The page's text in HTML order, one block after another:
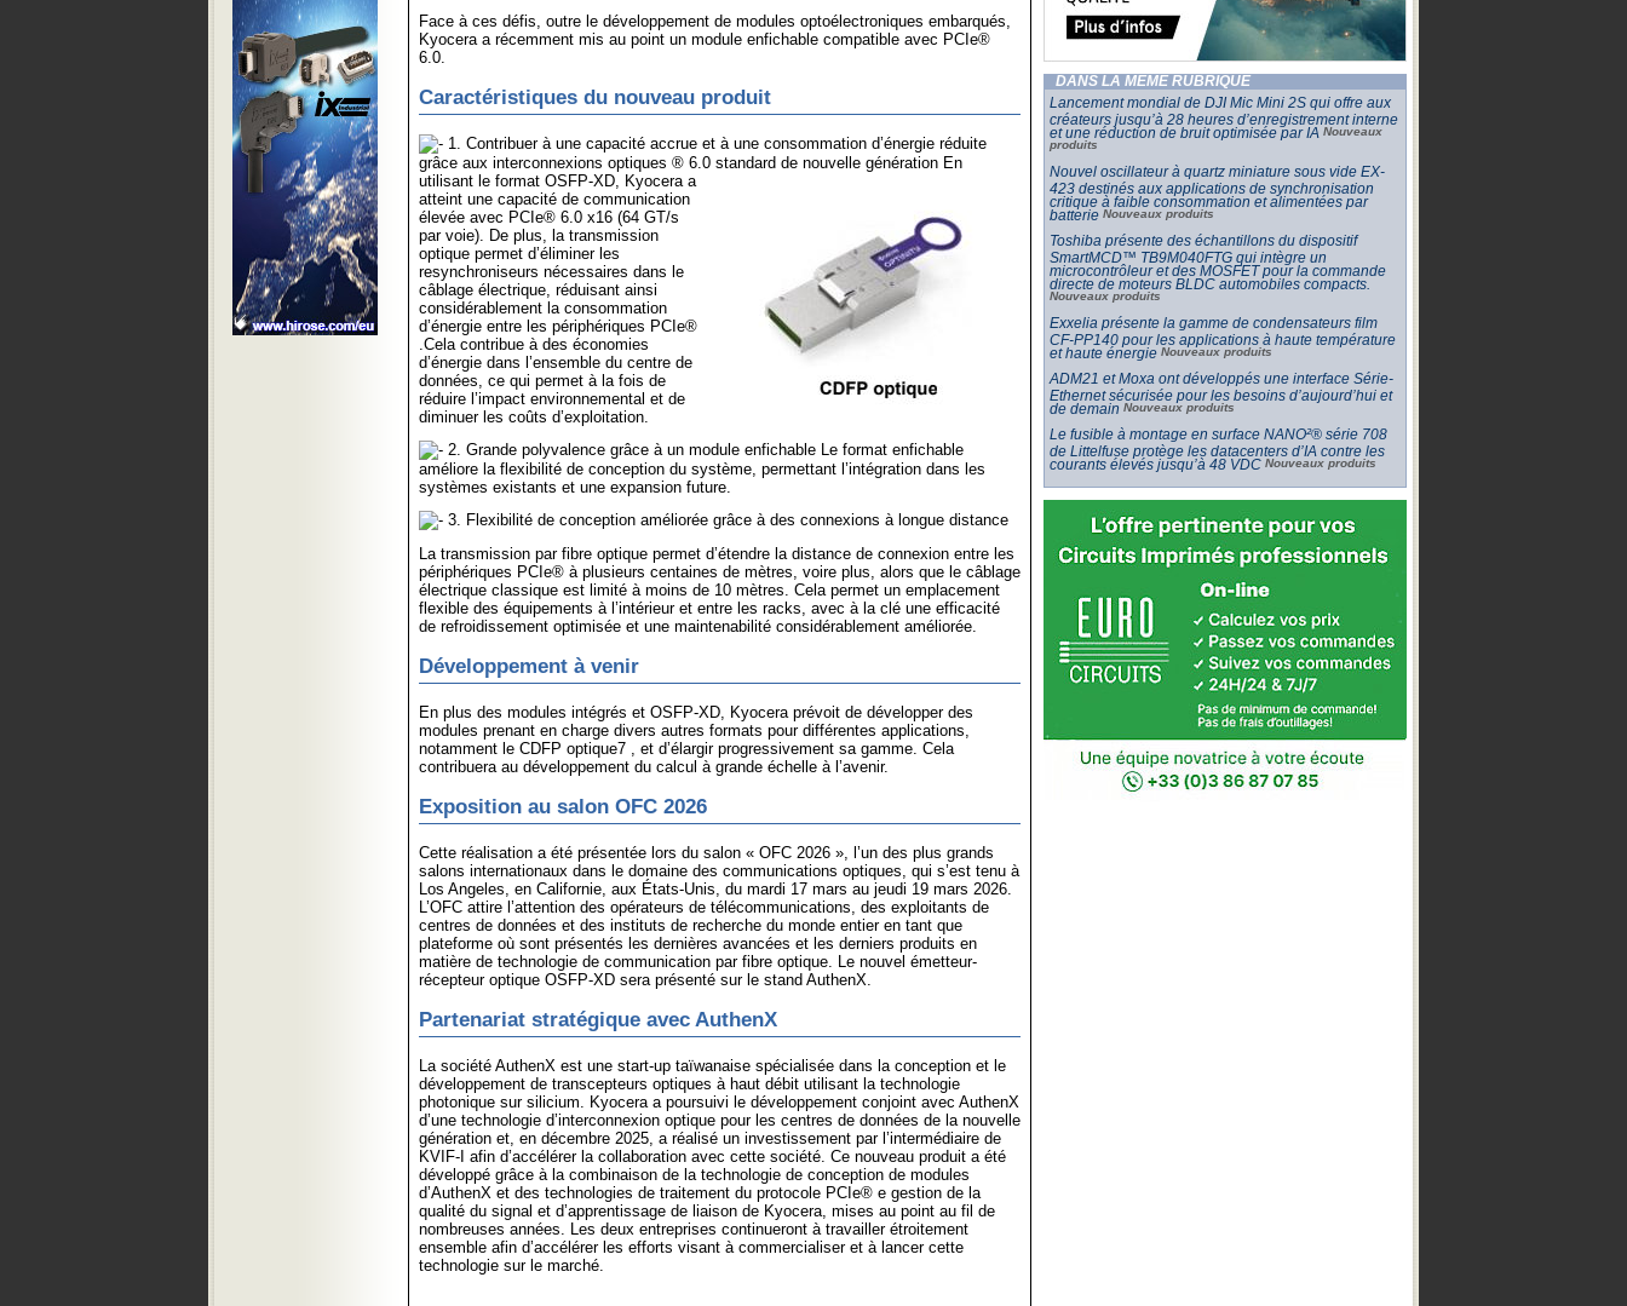
Face à ces défis, outre le développement de modules optoélectroniques embarqués,
Kyocera a récemment mis au point un module enfichable compatible avec PCIe®
6.0.
Caractéristiques du nouveau produit
1. Contribuer à une capacité accrue et à une consommation d’énergie réduite
grâce aux interconnexions optiques ® 6.0 standard de nouvelle génération En
utilisant le format OSFP-XD, Kyocera a
atteint une capacité de communication
élevée avec PCIe® 6.0 x16 (64 GT/s
par voie). De plus, la transmission
optique permet d’éliminer les
resynchroniseurs nécessaires dans le
câblage électrique, réduisant ainsi
considérablement la consommation
d’énergie entre les périphériques PCIe®
.Cela contribue à des économies
d’énergie dans l’ensemble du centre de
données, ce qui permet à la fois de
réduire l’impact environnemental et de
diminuer les coûts d’exploitation.
2. Grande polyvalence grâce à un module enfichable Le format enfichable
améliore la flexibilité de conception du système, permettant l’intégration dans les
systèmes existants et une expansion future.
3. Flexibilité de conception améliorée grâce à des connexions à longue distance
La transmission par fibre optique permet d’étendre la distance de connexion entre les
périphériques PCIe® à plusieurs centaines de mètres, voire plus, alors que le câblage
électrique classique est limité à moins de 10 mètres. Cela permet un emplacement
flexible des équipements à l’intérieur et entre les racks, avec à la clé une efficacité
de refroidissement optimisée et une maintenabilité considérablement améliorée.
Développement à venir
En plus des modules intégrés et OSFP-XD, Kyocera prévoit de développer des
modules prenant en charge divers autres formats pour différentes applications,
notamment le CDFP optique7 , et d’élargir progressivement sa gamme. Cela
contribuera au développement du calcul à grande échelle à l’avenir.
Exposition au salon OFC 2026
Cette réalisation a été présentée lors du salon « OFC 2026 », l’un des plus grands
salons internationaux dans le domaine des communications optiques, qui s’est tenu à
Los Angeles, en Californie, aux États-Unis, du mardi 17 mars au jeudi 19 mars 2026.
L’OFC attire l’attention des opérateurs de télécommunications, des exploitants de
centres de données et des instituts de recherche du monde entier en tant que
plateforme où sont présentés les dernières avancées et les derniers produits en
matière de technologie de communication par fibre optique. Le nouvel émetteur-
récepteur optique OSFP-XD sera présenté sur le stand AuthenX.
Partenariat stratégique avec AuthenX
La société AuthenX est une start-up taïwanaise spécialisée dans la conception et le
développement de transcepteurs optiques à haut débit utilisant la technologie
photonique sur silicium. Kyocera a poursuivi le développement conjoint avec AuthenX
d’une technologie d’interconnexion optique pour les centres de données de la nouvelle
génération et, en décembre 2025, a réalisé un investissement par l’intermédiaire de
KVIF-I afin d’accélérer la collaboration avec cette société. Ce nouveau produit a été
développé grâce à la combinaison de la technologie de conception de modules
d’AuthenX et des technologies de traitement du protocole PCIe® e gestion de la
qualité du signal et d’apprentissage de liaison de Kyocera, mises au point au fil de
nombreuses années. Les deux entreprises continueront à travailler étroitement
ensemble afin d’accélérer les efforts visant à commercialiser et à lancer cette
technologie sur le marché.
DANS LA MÊME RUBRIQUE
Lancement mondial de DJI Mic Mini 2S qui offre aux
créateurs jusqu’à 28 heures d’enregistrement interne
et une réduction de bruit optimisée par IA Nouveaux
produits
Nouvel oscillateur à quartz miniature sous vide EX-
423 destinés aux applications de synchronisation
critique à faible consommation et alimentées par
batterie Nouveaux produits
Toshiba présente des échantillons du dispositif
SmartMCD™ TB9M040FTG qui intègre un
microcontrôleur et des MOSFET pour la commande
directe de moteurs BLDC automobiles compacts.
Nouveaux produits
Exxelia présente la gamme de condensateurs film
CF-PP140 pour les applications à haute température
et haute énergie Nouveaux produits
ADM21 et Moxa ont développés une interface Série-
Ethernet sécurisée pour les besoins d’aujourd’hui et
de demain Nouveaux produits
Le fusible à montage en surface NANO²® série 708
de Littelfuse protège les datacenters d’IA contre les
courants élevés jusqu’à 48 VDC Nouveaux produits